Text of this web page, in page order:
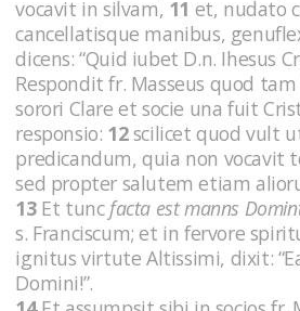
vocavit in silvam, 11 et, nudato
cancellatisque manibus,
dicens: “Quid iubet D.n. Ihesus
Respondit fr. Masseus quod
sorori Clare et socie una fuit
responsio: 12scilicet quod vult
predicandum, quia non vocavit
sed propter salutem etiam
13 Et tunc facta est manns
s. Franciscum; et in fervore
ignitus virtute Altissimi, dixit:
Domini!”.